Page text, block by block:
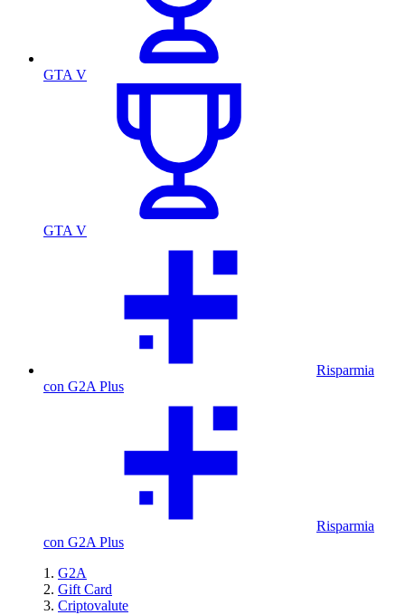
GTA V
GTA V
Risparmia
con G2A Plus
Risparmia
con G2A Plus
G2A
Gift Card
Criptovalute